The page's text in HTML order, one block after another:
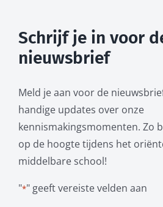
Schrijf je in voor
nieuwsbrief
Meld je aan voor de
handige updates over onze
kennismakingsmomenten. Zo
op de hoogte tijdens het
middelbare school!
"*" geeft vereiste velden aan